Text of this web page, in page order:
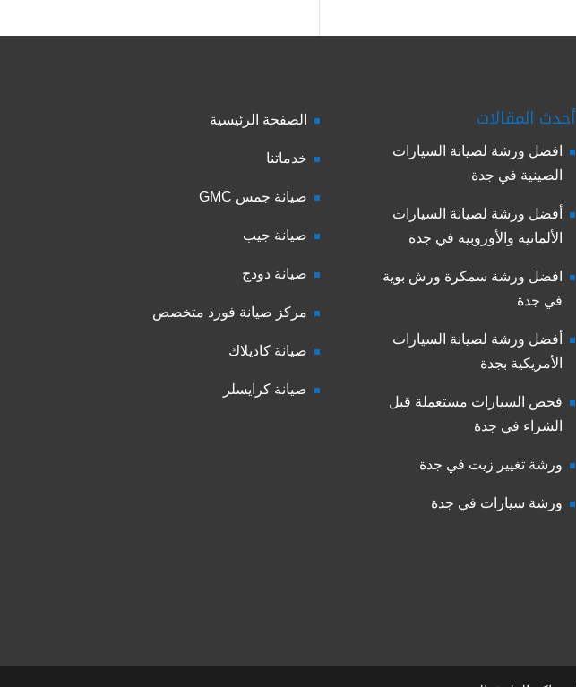
أحدث المقالات
افضل ورشة لصيانة السيارات
الصينية في جدة
أفضل ورشة لصيانة السيارات
الألمانية والأوروبية في جدة
افضل ورشة سمكرة ورش بوية
في جدة
أفضل ورشة لصيانة السيارات
الأمريكية بجدة
فحص السيارات مستعملة قبل
الشراء في جدة
ورشة تغيير زيت في جدة
ورشة سيارات في جدة
الصفحة الرئيسية
خدماتنا
صيانة جمس GMC
صيانة جيب
صيانة دودج
مركز صيانة فورد متخصص
صيانة كاديلاك
صيانة كرايسلر